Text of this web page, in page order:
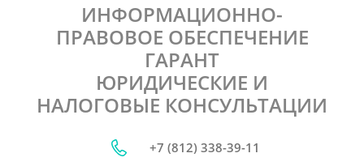
ИНФОРМАЦИОННО-
ПРАВОВОЕ ОБЕСПЕЧЕНИЕ
ГАРАНТ
ЮРИДИЧЕСКИЕ И
НАЛОГОВЫЕ КОНСУЛЬТАЦИИ
+7 (812) 338-39-11